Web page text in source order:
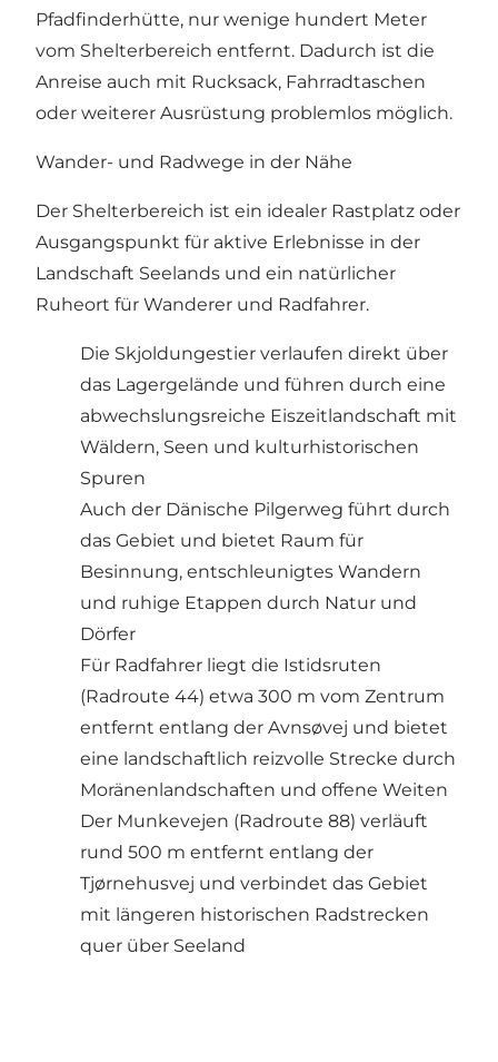
Pfadfinderhütte, nur wenige hundert Meter
vom Shelterbereich entfernt. Dadurch ist die
Anreise auch mit Rucksack, Fahrradtaschen
oder weiterer Ausrüstung problemlos möglich.
Wander- und Radwege in der Nähe
Der Shelterbereich ist ein idealer Rastplatz oder
Ausgangspunkt für aktive Erlebnisse in der
Landschaft Seelands und ein natürlicher
Ruheort für Wanderer und Radfahrer.
Die Skjoldungestier verlaufen direkt über
das Lagergelände und führen durch eine
abwechslungsreiche Eiszeitlandschaft mit
Wäldern, Seen und kulturhistorischen
Spuren
Auch der Dänische Pilgerweg führt durch
das Gebiet und bietet Raum für
Besinnung, entschleunigtes Wandern
und ruhige Etappen durch Natur und
Dörfer
Für Radfahrer liegt die Istidsruten
(Radroute 44) etwa 300 m vom Zentrum
entfernt entlang der Avnsøvej und bietet
eine landschaftlich reizvolle Strecke durch
Moränenlandschaften und offene Weiten
Der Munkevejen (Radroute 88) verläuft
rund 500 m entfernt entlang der
Tjørnehusvej und verbindet das Gebiet
mit längeren historischen Radstrecken
quer über Seeland